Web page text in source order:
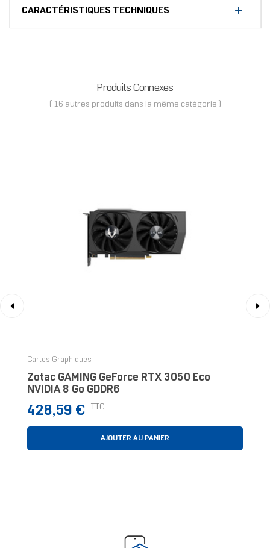
CARACTÉRISTIQUES TECHNIQUES
Produits Connexes
( 16 autres produits dans la même catégorie )
Cartes Graphiques
Zotac GAMING GeForce RTX 3050 Eco
NVIDIA 8 Go GDDR6
Prix
428,59 € TTC
AJOUTER AU PANIER